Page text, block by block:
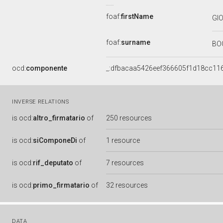
foaf:firstName
foaf:surname
ocd:componente
INVERSE RELATIONS
is ocd:altro_firmatario of 250 resources
is ocd:siComponeDi of 1 resource
is ocd:rif_deputato of 7 resources
is ocd:primo_firmatario of 32 resources
DATA